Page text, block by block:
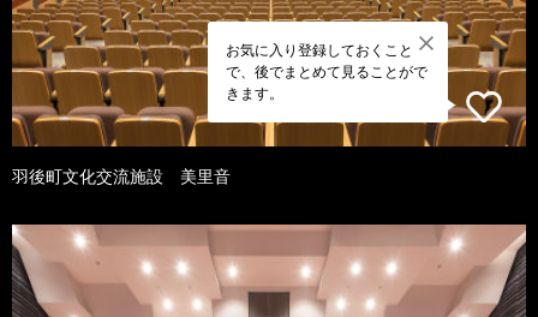
お気に入り登録しておくこと
で、後でまとめて見ることがで
きます。
羽後町文化交流施設 美里音